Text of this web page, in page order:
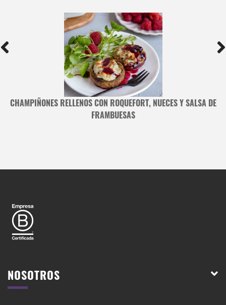
CHAMPIÑONES RELLENOS CON ROQUEFORT, NUECES Y SALSA DE
FRAMBUESAS
NOSOTROS